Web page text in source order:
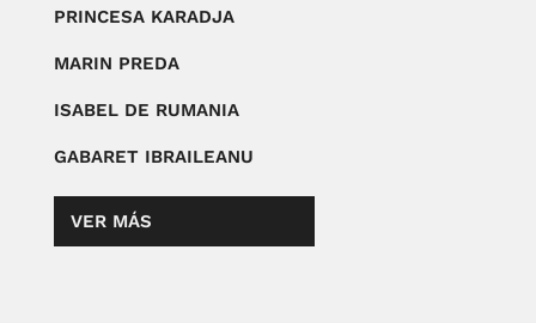
PRINCESA KARADJA
MARIN PREDA
ISABEL DE RUMANIA
GABARET IBRAILEANU
VER MÁS